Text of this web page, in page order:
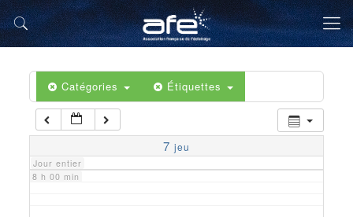
Catégories Étiquettes
7 jeu
Jour entier
5 h 00 min
6 h 00 min
7 h 00 min
8 h 00 min